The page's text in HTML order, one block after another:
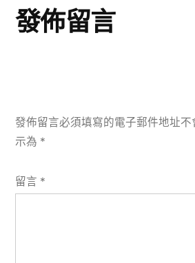
發佈留言
發佈留言必須填寫的電子郵件地址不
示為 *
留言 *